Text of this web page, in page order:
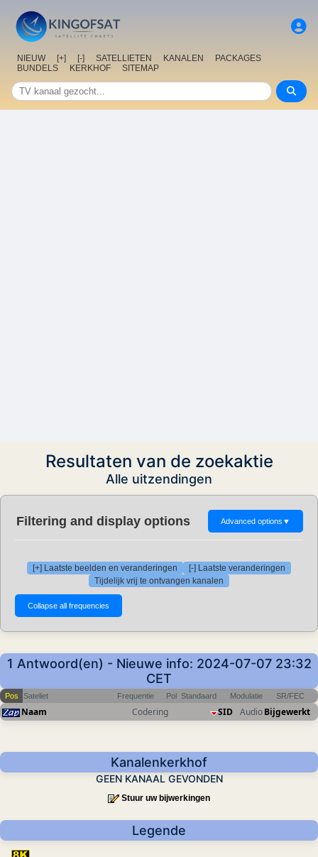
NIEUW [+] [-] SATELLIETEN KANALEN
PACKAGES
BUNDELS
KERKHOF SITEMAP
Resultaten van de zoekaktie
Alle uitzendingen
Filtering and display options Advanced options ▼
[+] Laatste beelden en veranderingen
[-] Laatste veranderingen
Tijdelijk vrij te ontvangen kanalen
1 Antwoord(en) - Nieuwe info: 2024-07-07 23:32
CET
Pos Sateliet Frequentie Pol Standaard Modulatie SR/FEC
Naam Codering SID AudioBijgewerkt
Kanalenkerkhof
GEEN KANAAL GEVONDEN
Stuur uw bijwerkingen
Legende